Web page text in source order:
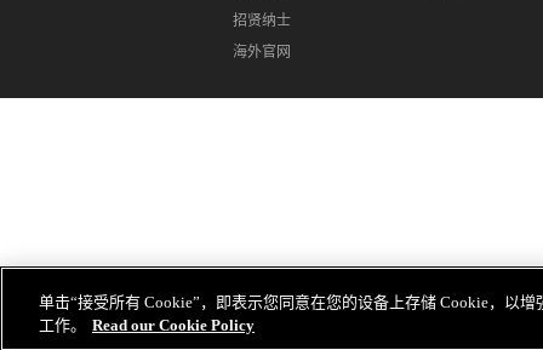
招贤纳士
海外官网
单击“接受所有 Cookie”，即表示您同意在您的设备上存储 Cookie，以
工作。
Read our Cookie Policy